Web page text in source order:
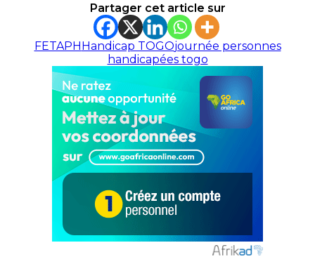
Partager cet article sur
FETAPHHandicap TOGOjournée personnes
handicapées togo